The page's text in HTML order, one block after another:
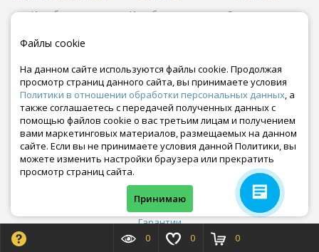
Инкубаторы
Косилки
Сепараторы
Инкубаторы
Сено, солома
Как сделать заказ
Условия доставки и оплаты
Договор оферты
Оптовикам
Возврат товара
Политика конфиденциальности
Контакты
Гарантии
Отзывы
0 0 0
Файлы cookie
На данном сайте используются файлы cookie. Продолжая
просмотр страниц данного сайта, вы принимаете условия
Политики в отношении обработки персональных данных, а
также соглашаетесь с передачей полученных данных с
помощью файлов cookie о вас третьим лицам и получением
вами маркетинговых материалов, размещаемых на данном
сайте. Если вы не принимаете условия данной Политики, вы
можете изменить настройки браузера или прекратить
просмотр страниц сайта.
Принимаю